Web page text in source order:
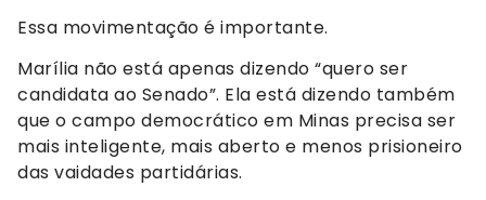
Essa movimentação é importante.
Marília não está apenas dizendo “quero ser
candidata ao Senado”. Ela está dizendo também
que o campo democrático em Minas precisa ser
mais inteligente, mais aberto e menos prisioneiro
das vaidades partidárias.